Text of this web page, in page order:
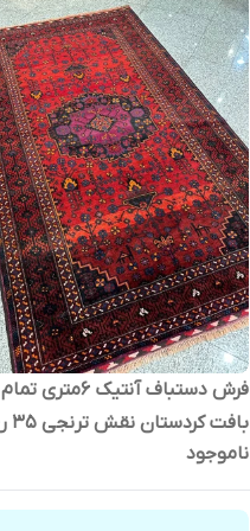
فرش دستباف آنتیک
گیاهی کد 0500242
ناموجود